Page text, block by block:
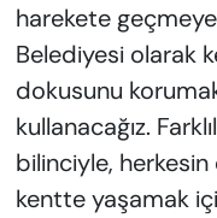
harekete
Belediyesi olarak
dokusunu
kullanacağız.
bilinciyle,
kentte yaşamak